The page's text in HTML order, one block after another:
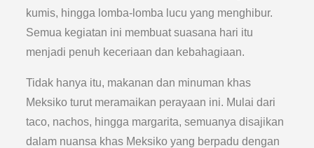
kumis, hingga lomba-lomba lucu yang menghibur.
Semua kegiatan ini membuat suasana hari itu
menjadi penuh keceriaan dan kebahagiaan.
Tidak hanya itu, makanan dan minuman khas
Meksiko turut meramaikan perayaan ini. Mulai dari
taco, nachos, hingga margarita, semuanya disajikan
dalam nuansa khas Meksiko yang berpadu dengan